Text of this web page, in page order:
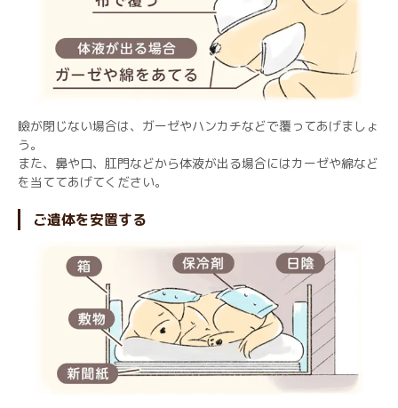
瞼が閉じない場合は、ガーゼやハンカチなどで覆ってあげましょ
う。
また、鼻や口、肛門などから体液が出る場合にはカーゼや綿など
を当ててあげてください。
ご遺体を安置する